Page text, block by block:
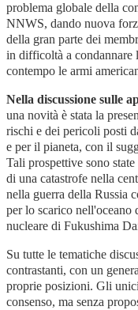
problema globale della
NNWS, dando nuova
della gran parte dei
in difficoltà a condannare
contempo le armi
Nella discussione sulle
una novità è stata la
rischi e dei pericoli posti
e per il pianeta, con il
Tali prospettive sono
di una catastrofe nella
nella guerra della Russia
per lo scarico nell'oceano
nucleare di Fukushima
Su tutte le tematiche
contrastanti, con un
proprie posizioni. Gli
consenso, ma senza